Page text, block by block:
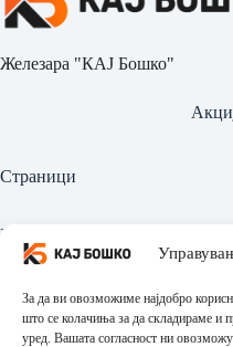
За да ви овозможиме најдобро
што се колачиња за да складираме и
уред. Вашата согласност ни
Железара "КАЈ Бошко"
Страници
Најава
Производи